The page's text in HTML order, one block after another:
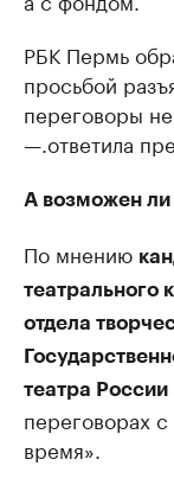
РБК Пермь
просьбой
переговоры
—.ответила
А возможен ли
По мнению
театрального
отдела
театра
переговорах
время».